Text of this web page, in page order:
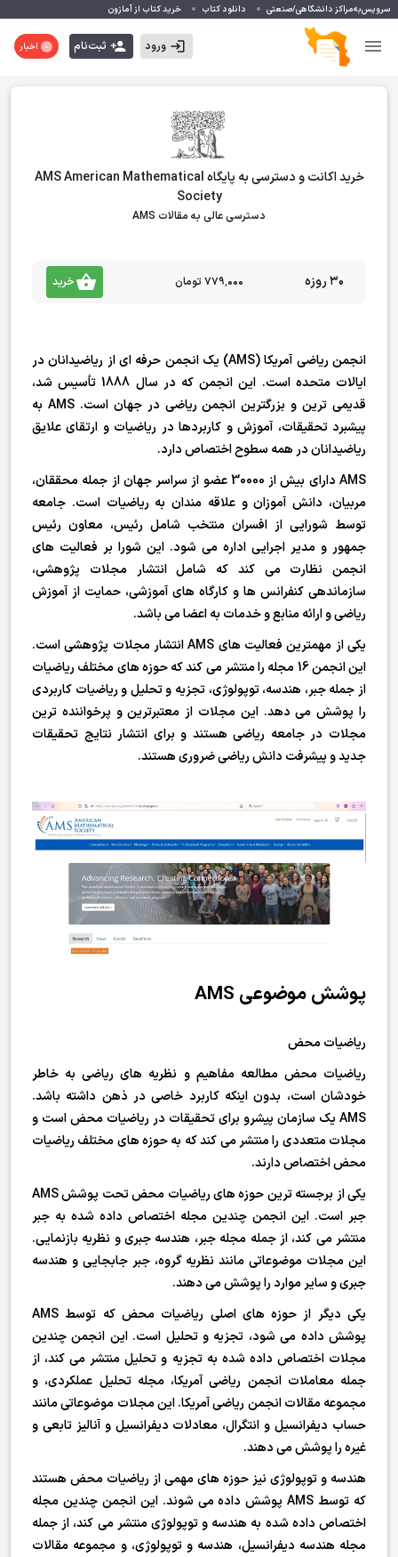
سرویس‌به‌مراکز دانشگاهی/صنعتی دانلود کتاب خرید کتاب از آمازون
ورود ثبت‌نام اخبار
خرید اکانت و دسترسی به پایگاه AMS American Mathematical
Society
دسترسی عالی به مقالات AMS
30 روزه ۷۷۹٬۰۰۰ تومان خرید
انجمن ریاضی آمریکا (AMS) یک انجمن حرفه ای از ریاضیدانان در
ایالات متحده است. این انجمن که در سال 1888 تأسیس شد،
قدیمی ترین و بزرگترین انجمن ریاضی در جهان است. AMS به
پیشبرد تحقیقات، آموزش و کاربردها در ریاضیات و ارتقای علایق
ریاضیدانان در همه سطوح اختصاص دارد.
AMS دارای بیش از 30000 عضو از سراسر جهان از جمله محققان،
مربیان، دانش آموزان و علاقه مندان به ریاضیات است. جامعه
توسط شورایی از افسران منتخب شامل رئیس، معاون رئیس
جمهور و مدیر اجرایی اداره می شود. این شورا بر فعالیت های
انجمن نظارت می کند که شامل انتشار مجلات پژوهشی،
سازماندهی کنفرانس ها و کارگاه های آموزشی، حمایت از آموزش
ریاضی و ارائه منابع و خدمات به اعضا می باشد.
یکی از مهمترین فعالیت های AMS انتشار مجلات پژوهشی است.
این انجمن 16 مجله را منتشر می کند که حوزه های مختلف ریاضیات
از جمله جبر، هندسه، توپولوژی، تجزیه و تحلیل و ریاضیات کاربردی
را پوشش می دهد. این مجلات از معتبرترین و پرخواننده ترین
مجلات در جامعه ریاضی هستند و برای انتشار نتایج تحقیقات
جدید و پیشرفت دانش ریاضی ضروری هستند.
پوشش موضوعی AMS
ریاضیات محض
ریاضیات محض مطالعه مفاهیم و نظریه های ریاضی به خاطر
خودشان است، بدون اینکه کاربرد خاصی در ذهن داشته باشد.
AMS یک سازمان پیشرو برای تحقیقات در ریاضیات محض است و
مجلات متعددی را منتشر می کند که به حوزه های مختلف ریاضیات
محض اختصاص دارند.
یکی از برجسته ترین حوزه های ریاضیات محض تحت پوشش AMS
جبر است. این انجمن چندین مجله اختصاص داده شده به جبر
منتشر می کند، از جمله مجله جبر، هندسه جبری و نظریه بازنمایی.
این مجلات موضوعاتی مانند نظریه گروه، جبر جابجایی و هندسه
جبری و سایر موارد را پوشش می دهند.
یکی دیگر از حوزه های اصلی ریاضیات محض که توسط AMS
پوشش داده می شود، تجزیه و تحلیل است. این انجمن چندین
مجلات اختصاص داده شده به تجزیه و تحلیل منتشر می کند، از
جمله معاملات انجمن ریاضی آمریکا، مجله تحلیل عملکردی، و
مجموعه مقالات انجمن ریاضی آمریکا. این مجلات موضوعاتی مانند
حساب دیفرانسیل و انتگرال، معادلات دیفرانسیل و آنالیز تابعی و
غیره را پوشش می دهند.
هندسه و توپولوژی نیز حوزه های مهمی از ریاضیات محض هستند
که توسط AMS پوشش داده می شوند. این انجمن چندین مجله
اختصاص داده شده به هندسه و توپولوژی منتشر می کند، از جمله
مجله هندسه دیفرانسیل، هندسه و توپولوژی، و مجموعه مقالات